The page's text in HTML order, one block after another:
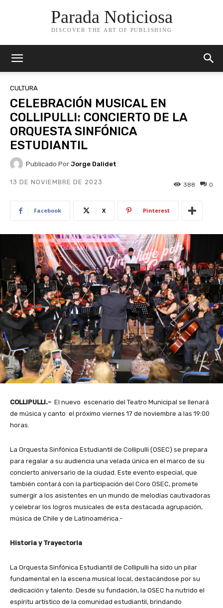
Parada Noticiosa
DISCOVER THE ART OF PUBLISHING
CULTURA
CELEBRACIÓN MUSICAL EN
COLLIPULLI: CONCIERTO DE LA
ORQUESTA SINFÓNICA
ESTUDIANTIL
Publicado Por Jorge Dalidet
13 DE NOVIEMBRE DE 2023 0
388
Facebook X Pinterest
COLLIPULLI.- El nuevo escenario del Teatro Municipal se llenará
de música y canto el próximo viernes 17 de noviembre a las 19:00
horas.
La Orquesta Sinfónica Estudiantil de Collipulli (OSEC) se prepara
para regalar a su audiencia una velada única en el marco de su
concierto aniversario de la ciudad. Este evento especial, que
también contará con la participación del Coro OSEC, promete
sumergir a los asistentes en un mundo de melodías cautivadoras
y celebrar los logros musicales de esta destacada agrupación,
música de Chile y de Latinoamérica.-
Historia y Trayectoria
La Orquesta Sinfónica Estudiantil de Collipulli ha sido un pilar
fundamental en la escena musical local, destacándose por su
dedicación y talento. Desde su fundación, la OSEC ha nutrido el
espíritu artístico de la comunidad estudiantil, brindando